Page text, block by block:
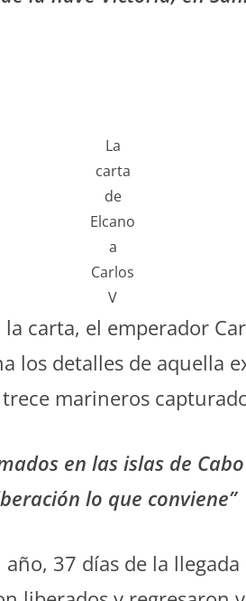
La
carta
de
Elcano
a
Carlos
V
carta, el emperador
los detalles de aquella
marineros
en las islas de
lo que conviene”
37 días de la